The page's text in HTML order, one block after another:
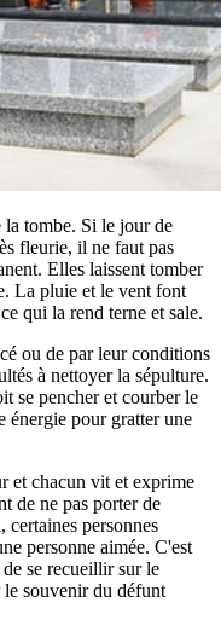
la tombe. Si le jour de
fleurie, il ne faut pas
Elles laissent tomber
La pluie et le vent font
qui la rend terne et sale.
ou de par leur conditions
à nettoyer la sépulture.
se pencher et courber le
énergie pour gratter une
et chacun vit et exprime
de ne pas porter de
personnes
personne aimée. C'est
se recueillir sur le
le souvenir du défunt